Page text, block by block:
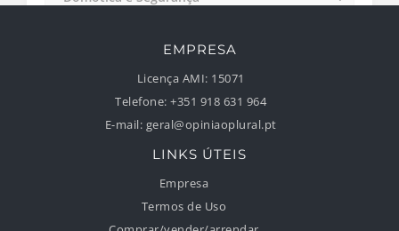
Enquadramento
EMPRESA
Licença AMI: 15071
Telefone: +351 918 631 964
E-mail: geral@opiniaoplural.pt
LINKS ÚTEIS
Empresa
Termos de Uso